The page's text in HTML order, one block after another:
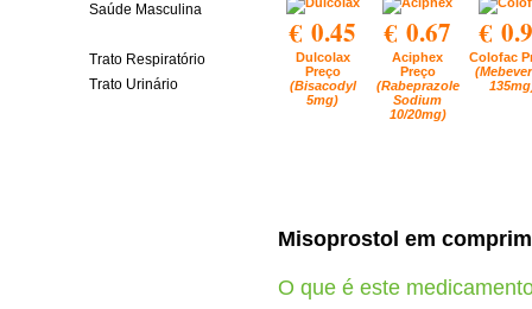
Saúde Masculina
Trato Respiratório
Trato Urinário
€ 0.45
Dulcolax
Preço
(Bisacodyl
5mg)
€ 0.67
Aciphex
Preço
(Rabeprazole
Sodium
10/20mg)
€
Colofac
Misoprostol em
O que é este